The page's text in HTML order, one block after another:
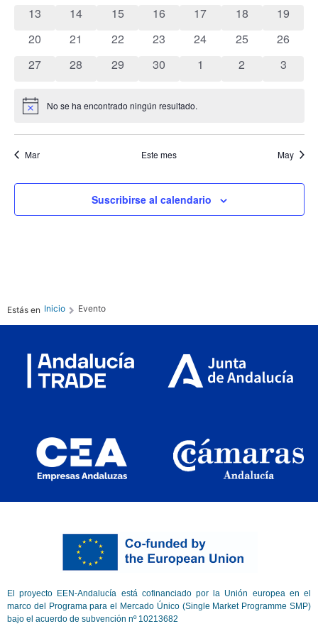
de
0 eventos
13 0 eventos
14 0 eventos
15 0 eventos
16 0 eventos
17 0 eventos
18 0
19
0 eventos
20 0 eventos
21 0 eventos
22 0 eventos
23 0 eventos
24 0 eventos
25 0
26
0 eventos
27 0 eventos
28 0 eventos
29 0 eventos
30 0 eventos
1 0 eventos
2 0
3
Aviso No se ha encontrado ningún resultado.
Mar Este mes May
Suscribirse al calendario
Estás en Inicio Evento
El proyecto EEN-Andalucía está cofinanciado por la Unión europea en el
marco del Programa para el Mercado Único (Single Market Programme SMP)
bajo el acuerdo de subvención nº 10213682